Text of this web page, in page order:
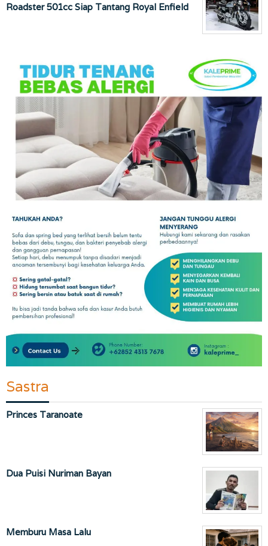
Roadster 501cc Siap Tantang Royal Enfield
Sastra
Princes Taranoate
Dua Puisi Nuriman Bayan
Memburu Masa Lalu